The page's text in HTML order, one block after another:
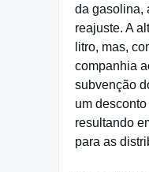
da gasolina,
reajuste. A
litro, mas,
companhia
subvenção
um
resultando
para as